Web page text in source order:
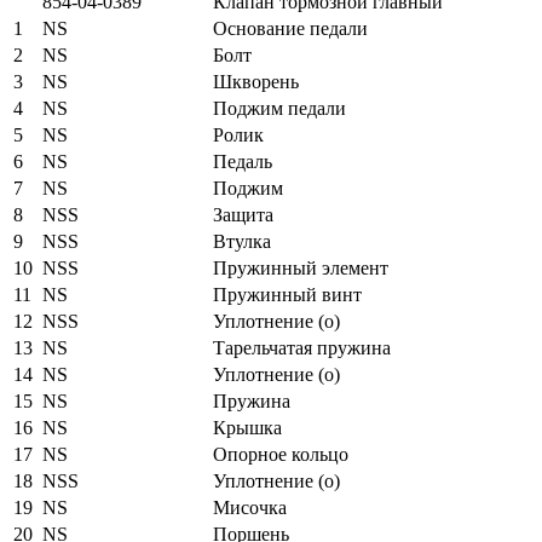
1
NS Основание педали
2
NS Болт
3
NS Шкворень
4
NS Поджим педали
5
NS Ролик
6
NS Педаль
7
NS Поджим
8
NSS Защита
9
NSS Втулка
10 NSS Пружинный элемент
11
NS Пружинный винт
12 NSS Уплотнение (о)
13 NS Тарельчатая пружина
14 NS Уплотнение (о)
15 NS Пружина
16 NS Крышка
17 NS Опорное кольцо
18 NSS Уплотнение (о)
19 NS Мисочка
20 NS Поршень